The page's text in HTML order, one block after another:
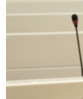
RSE PRIČE IZ
ISPRIČAJ MI
SPECIJALI RSE
VIŠE OD NASLOVA